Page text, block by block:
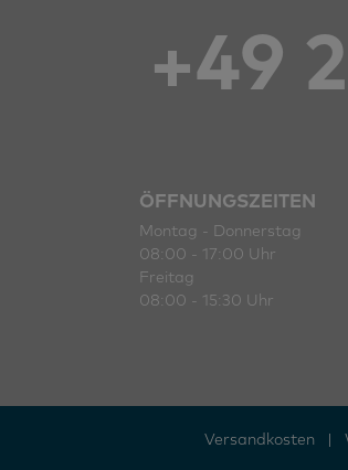
+49
ÖFFNUNGSZEITEN
Montag - Donnerstag
08:00 - 17:00 Uhr
Freitag
08:00 - 15:30 Uhr
Versandkosten